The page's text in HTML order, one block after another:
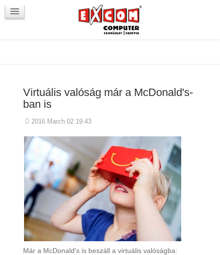
VörösmartyKOCKA
Virtuális valóság már a McDonald's-
ban is
2016 March 02 19:43
Már a McDonald's is beszáll a virtuális valóságba: